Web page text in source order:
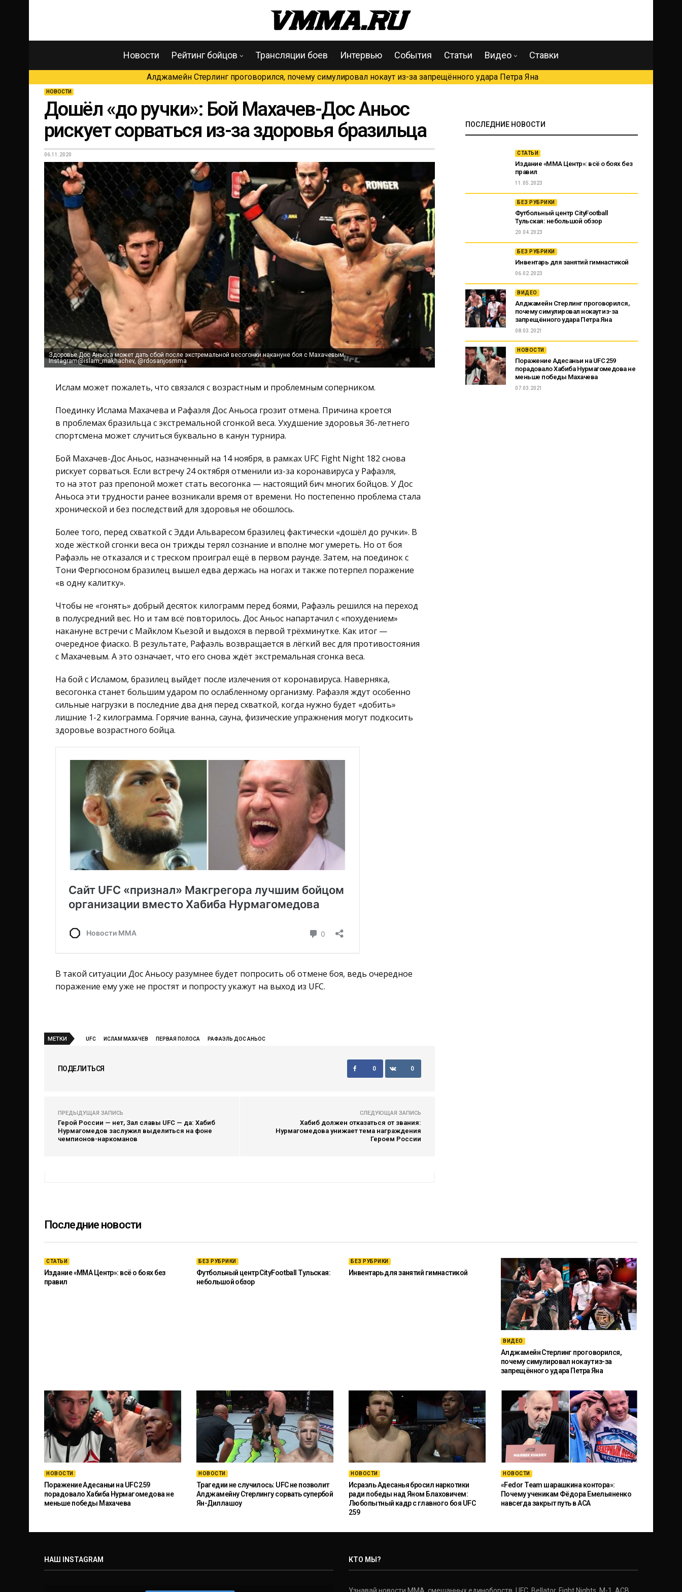
Новости Рейтинг бойцов Трансляции боев Интервью События Статьи Видео Ставки
Алджамейн Стерлинг проговорился, почему симулировал нокаут из-за запрещённого удара Петра Яна
НОВОСТИ
Дошёл «до ручки»: Бой Махачев-Дос Аньос
рискует сорваться из-за здоровья бразильца
06.11.2020
Здоровье Дос Аньоса может дать сбой после экстремальной весогонки накануне боя с Махачевым.
Instagram@islam_makhachev, @rdosanjosmma
Ислам может пожалеть, что связался с возрастным и проблемным соперником.
Поединку Ислама Махачева и Рафаэля Дос Аньоса грозит отмена. Причина кроется
в проблемах бразильца с экстремальной сгонкой веса. Ухудшение здоровья 36-летнего
спортсмена может случиться буквально в канун турнира.
Бой Махачев-Дос Аньос, назначенный на 14 ноября, в рамках UFC Fight Night 182 снова
рискует сорваться. Если встречу 24 октября отменили из-за коронавируса у Рафаэля,
то на этот раз препоной может стать весогонка — настоящий бич многих бойцов. У Дос
Аньоса эти трудности ранее возникали время от времени. Но постепенно проблема стала
хронической и без последствий для здоровья не обошлось.
Более того, перед схваткой с Эдди Альваресом бразилец фактически «дошёл до ручки». В
ходе жёсткой сгонки веса он трижды терял сознание и вполне мог умереть. Но от боя
Рафаэль не отказался и с треском проиграл ещё в первом раунде. Затем, на поединок с
Тони Фергюсоном бразилец вышел едва держась на ногах и также потерпел поражение
«в одну калитку».
Чтобы не «гонять» добрый десяток килограмм перед боями, Рафаэль решился на переход
в полусредний вес. Но и там всё повторилось. Дос Аньос напартачил с «похудением»
накануне встречи с Майклом Кьезой и выдохся в первой трёхминутке. Как итог —
очередное фиаско. В результате, Рафаэль возвращается в лёгкий вес для противостояния
с Махачевым. А это означает, что его снова ждёт экстремальная сгонка веса.
На бой с Исламом, бразилец выйдет после излечения от коронавируса. Наверняка,
весогонка станет большим ударом по ослабленному организму. Рафаэля ждут особенно
сильные нагрузки в последние два дня перед схваткой, когда нужно будет «добить»
лишние 1-2 килограмма. Горячие ванна, сауна, физические упражнения могут подкосить
здоровье возрастного бойца.
В такой ситуации Дос Аньосу разумнее будет попросить об отмене боя, ведь очередное
поражение ему уже не простят и попросту укажут на выход из UFC.
МЕТКИ UFC ИСЛАМ МАХАЧЕВ ПЕРВАЯ ПОЛОСА РАФАЭЛЬ ДОС АНЬОС
ПОДЕЛИТЬСЯ 0 0
ПРЕДЫДУЩАЯ ЗАПИСЬ
Герой России — нет, Зал славы UFC — да: Хабиб
Нурмагомедов заслужил выделиться на фоне
чемпионов-наркоманов
СЛЕДУЮЩАЯ ЗАПИСЬ
Хабиб должен отказаться от звания:
Нурмагомедова унижает тема награждения
Героем России
ПОСЛЕДНИЕ НОВОСТИ
СТАТЬИ
Издание «ММА Центр»: всё о боях без
правил
11.05.2023
БЕЗ РУБРИКИ
Футбольный центр CityFootball
Тульская: небольшой обзор
20.04.2023
БЕЗ РУБРИКИ
Инвентарь для занятий гимнастикой
06.02.2023
ВИДЕО
Алджамейн Стерлинг проговорился,
почему симулировал нокаут из-за
запрещённого удара Петра Яна
08.03.2021
НОВОСТИ
Поражение Адесаньи на UFC 259
порадовало Хабиба Нурмагомедова не
меньше победы Махачева
07.03.2021
Последние новости
СТАТЬИ
Издание «ММА Центр»: всё о боях без
правил
БЕЗ РУБРИКИ
Футбольный центр CityFootball Тульская:
небольшой обзор
БЕЗ РУБРИКИ
Инвентарь для занятий гимнастикой
ВИДЕО
Алджамейн Стерлинг проговорился,
почему симулировал нокаут из-за
запрещённого удара Петра Яна
НОВОСТИ
Поражение Адесаньи на UFC 259
порадовало Хабиба Нурмагомедова не
меньше победы Махачева
НОВОСТИ
Трагедии не случилось: UFC не позволит
Алджамейну Стерлингу сорвать супербой
Ян-Диллашоу
НОВОСТИ
Исраэль Адесанья бросил наркотики
ради победы над Яном Блаховичем:
Любопытный кадр с главного боя UFC
259
НОВОСТИ
«Fedor Team шарашкина контора»:
Почему ученикам Фёдора Емельяненко
навсегда закрыт путь в ACA
НАШ INSTAGRAM КТО МЫ?